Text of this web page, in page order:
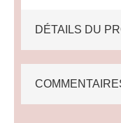
DÉTAILS DU